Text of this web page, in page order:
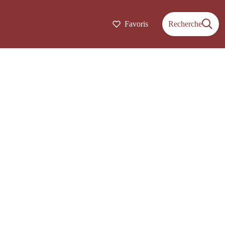
Favoris Recherche